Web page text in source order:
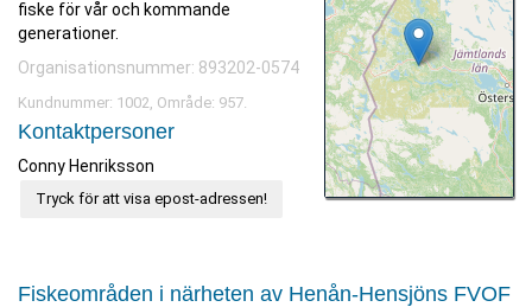
fiske för vår och kommande
generationer.
Organisationsnummer: 893202-0574
Kundnummer: 1002, Område: 957.
Kontaktpersoner
Conny Henriksson
Tryck för att visa epost-adressen!
Fiskeområden i närheten av Henån-Hensjöns FVOF